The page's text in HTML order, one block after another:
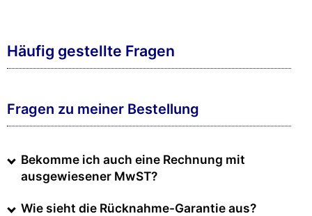
Häufig gestellte Fragen
Fragen zu meiner Bestellung
Bekomme ich auch eine Rechnung mit
ausgewiesener MwST?
Wie sieht die Rücknahme-Garantie aus?